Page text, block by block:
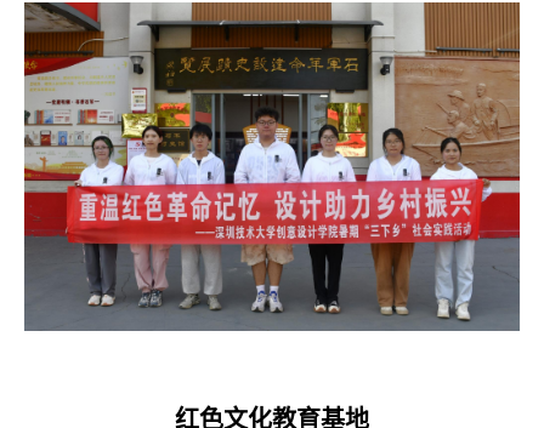
红色文化教育基地